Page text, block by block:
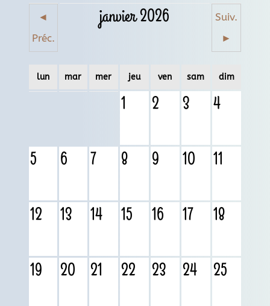
◄
Préc.
janvier 2026
Suiv.
►
lun mar mer jeu ven sam dim
1 2 3 4
5 6 7 8 9 10 11
12 13 14 15 16 17 18
19 20 21 22 23 24 25